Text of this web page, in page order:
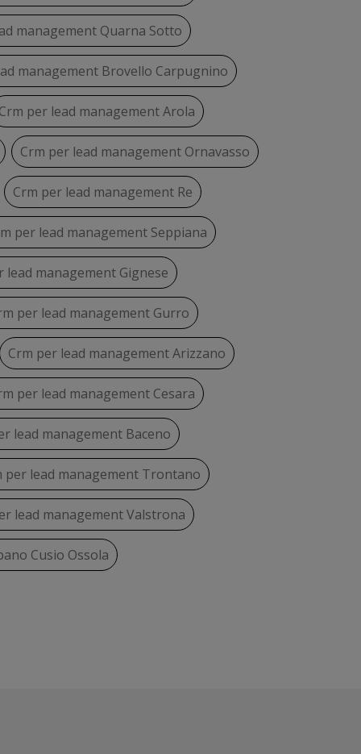
management Quarna Sotto
management Brovello Carpugnino
Crm per lead management Arola
Crm per lead management Ornavasso
Crm per lead management Re
per lead management Seppiana
lead management Gignese
per lead management Gurro
Crm per lead management Arizzano
per lead management Cesara
lead management Baceno
per lead management Trontano
lead management Valstrona
Cusio Ossola